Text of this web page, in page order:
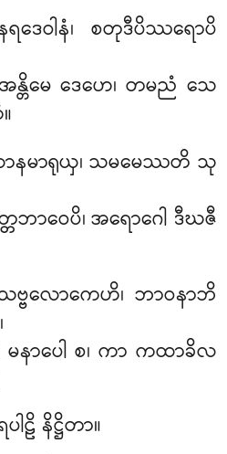
ဒေဝါနံ၊ စတုဒီပိဿရောပိ
န္တိမေ ဒေဟေ၊ တမညံ သေ
နမာရုယှ၊ သမမေဿတိ သု
ဘာဝေပိ၊ အရောဂေါ ဒီဃဇီ
ဗ္ဗလောကေဟိ၊ ဘာဝနာဘိ
မနာပေါ စ၊ ကာ ကထာခိလ
ါဠိ နိဋ္ဌိတာ။